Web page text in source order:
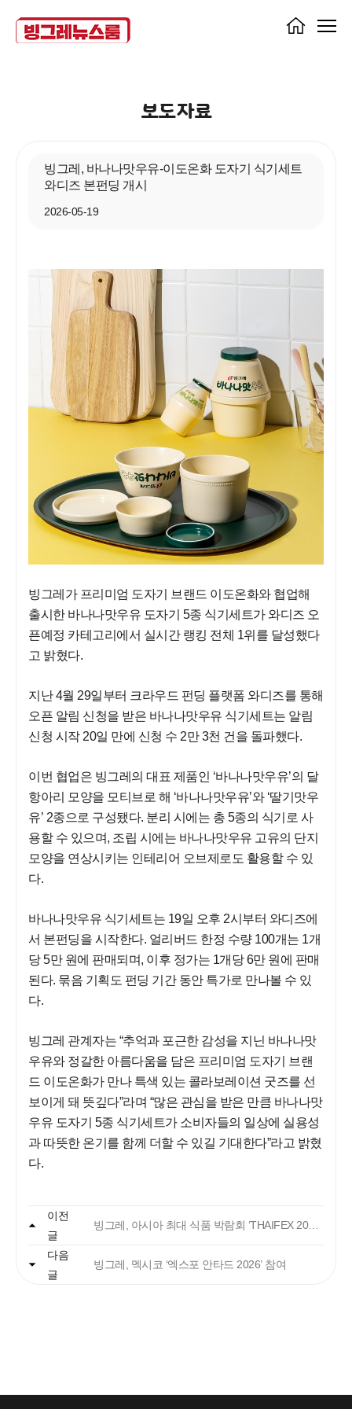
빙그레
보도자료
빙그레, 바나나맛우유-이도온화 도자기 식기세트
와디즈 본펀딩 개시
2026-05-19
빙그레가 프리미엄 도자기 브랜드 이도온화와 협업해
출시한 바나나맛우유 도자기 5종 식기세트가 와디즈 오
픈예정 카테고리에서 실시간 랭킹 전체 1위를 달성했다
고 밝혔다.
지난 4월 29일부터 크라우드 펀딩 플랫폼 와디즈를 통해
오픈 알림 신청을 받은 바나나맛우유 식기세트는 알림
신청 시작 20일 만에 신청 수 2만 3천 건을 돌파했다.
이번 협업은 빙그레의 대표 제품인 ‘바나나맛우유’의 달
항아리 모양을 모티브로 해 ‘바나나맛우유’와 ‘딸기맛우
유’ 2종으로 구성됐다. 분리 시에는 총 5종의 식기로 사
용할 수 있으며, 조립 시에는 바나나맛우유 고유의 단지
모양을 연상시키는 인테리어 오브제로도 활용할 수 있
다.
바나나맛우유 식기세트는 19일 오후 2시부터 와디즈에
서 본펀딩을 시작한다. 얼리버드 한정 수량 100개는 1개
당 5만 원에 판매되며, 이후 정가는 1개당 6만 원에 판매
된다. 묶음 기획도 펀딩 기간 동안 특가로 만나볼 수 있
다.
빙그레 관계자는 “추억과 포근한 감성을 지닌 바나나맛
우유와 정갈한 아름다움을 담은 프리미엄 도자기 브랜
드 이도온화가 만나 특색 있는 콜라보레이션 굿즈를 선
보이게 돼 뜻깊다”라며 “많은 관심을 받은 만큼 바나나맛
우유 도자기 5종 식기세트가 소비자들의 일상에 실용성
과 따뜻한 온기를 함께 더할 수 있길 기대한다”라고 밝혔
다.
이전
글
빙그레, 아시아 최대 식품 박람회 ‘THAIFEX 2026’ 참여
다음
글
빙그레, 멕시코 ‘엑스포 안타드 2026’ 참여